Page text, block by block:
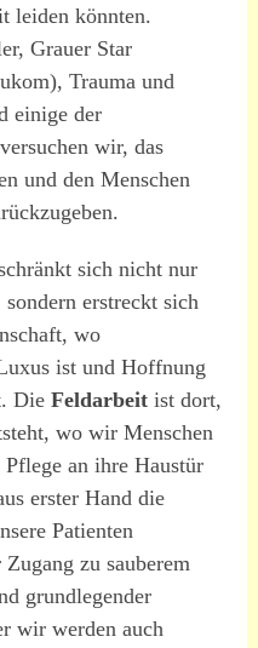
leiden könnten.
Grauer Star
Trauma und
einige der
wir, das
und den Menschen
sich nicht nur
erstreckt sich
wo
ist und Hoffnung
Die Feldarbeitist dort,
wo wir Menschen
an ihre Haustür
erster Hand die
Patienten
Zugang zu sauberem
grundlegender
wir werden auch